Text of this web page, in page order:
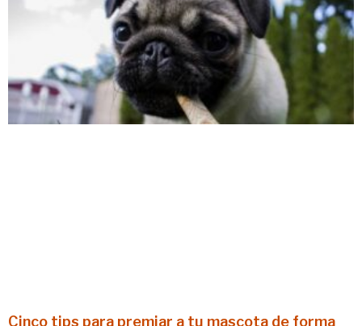
Cinco tips para premiar a tu mascota de forma